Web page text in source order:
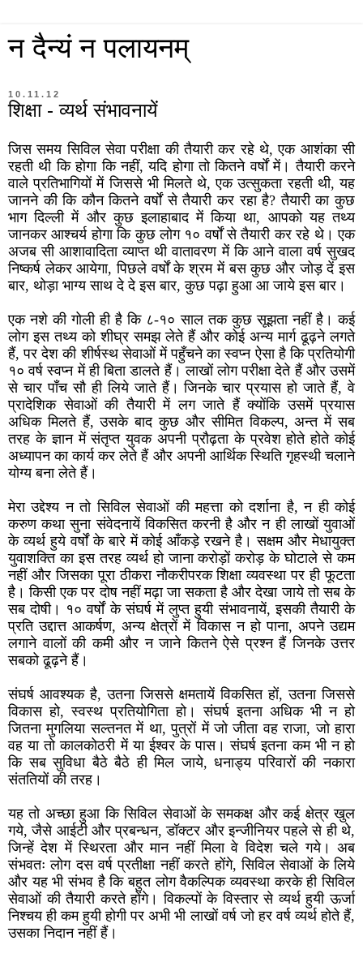
न दैन्यं न पलायनम्
10.11.12
शिक्षा - व्यर्थ संभावनायें
जिस समय सिविल सेवा परीक्षा की तैयारी कर रहे थे, एक आशंका सी
रहती थी कि होगा कि नहीं, यदि होगा तो कितने वर्षों में। तैयारी करने
वाले प्रतिभागियों में जिससे भी मिलते थे, एक उत्सुकता रहती थी, यह
जानने की कि कौन कितने वर्षों से तैयारी कर रहा है? तैयारी का कुछ
भाग दिल्ली में और कुछ इलाहाबाद में किया था, आपको यह तथ्य
जानकर आश्चर्य होगा कि कुछ लोग १० वर्षों से तैयारी कर रहे थे। एक
अजब सी आशावादिता व्याप्त थी वातावरण में कि आने वाला वर्ष सुखद
निष्कर्ष लेकर आयेगा, पिछले वर्षों के श्रम में बस कुछ और जोड़ दें इस
बार, थोड़ा भाग्य साथ दे दे इस बार, कुछ पढ़ा हुआ आ जाये इस बार।
एक नशे की गोली ही है कि ८-१० साल तक कुछ सूझता नहीं है। कई
लोग इस तथ्य को शीघ्र समझ लेते हैं और कोई अन्य मार्ग ढूढ़ने लगते
हैं, पर देश की शीर्षस्थ सेवाओं में पहुँचने का स्वप्न ऐसा है कि प्रतियोगी
१० वर्ष स्वप्न में ही बिता डालते हैं। लाखों लोग परीक्षा देते हैं और उसमें
से चार पाँच सौ ही लिये जाते हैं। जिनके चार प्रयास हो जाते हैं, वे
प्रादेशिक सेवाओं की तैयारी में लग जाते हैं क्योंकि उसमें प्रयास
अधिक मिलते हैं, उसके बाद कुछ और सीमित विकल्प, अन्त में सब
तरह के ज्ञान में संतृप्त युवक अपनी प्रौढ़ता के प्रवेश होते होते कोई
अध्यापन का कार्य कर लेते हैं और अपनी आर्थिक स्थिति गृहस्थी चलाने
योग्य बना लेते हैं।
मेरा उद्देश्य न तो सिविल सेवाओं की महत्ता को दर्शाना है, न ही कोई
करुण कथा सुना संवेदनायें विकसित करनी है और न ही लाखों युवाओं
के व्यर्थ हुये वर्षों के बारे में कोई आँकड़े रखने है। सक्षम और मेधायुक्त
युवाशक्ति का इस तरह व्यर्थ हो जाना करोड़ों करोड़ के घोटाले से कम
नहीं और जिसका पूरा ठीकरा नौकरीपरक शिक्षा व्यवस्था पर ही फूटता
है। किसी एक पर दोष नहीं मढ़ा जा सकता है और देखा जाये तो सब के
सब दोषी। १० वर्षों के संघर्ष में लुप्त हुयी संभावनायें, इसकी तैयारी के
प्रति उद्दात्त आकर्षण, अन्य क्षेत्रों में विकास न हो पाना, अपने उद्यम
लगाने वालों की कमी और न जाने कितने ऐसे प्रश्न हैं जिनके उत्तर
सबको ढूढ़ने हैं।
संघर्ष आवश्यक है, उतना जिससे क्षमतायें विकसित हों, उतना जिससे
विकास हो, स्वस्थ प्रतियोगिता हो। संघर्ष इतना अधिक भी न हो
जितना मुगलिया सल्तनत में था, पुत्रों में जो जीता वह राजा, जो हारा
वह या तो कालकोठरी में या ईश्वर के पास। संघर्ष इतना कम भी न हो
कि सब सुविधा बैठे बैठे ही मिल जाये, धनाड्य परिवारों की नकारा
संततियों की तरह।
यह तो अच्छा हुआ कि सिविल सेवाओं के समकक्ष और कई क्षेत्र खुल
गये, जैसे आईटी और प्रबन्धन, डॉक्टर और इन्जीनियर पहले से ही थे,
जिन्हें देश में स्थिरता और मान नहीं मिला वे विदेश चले गये। अब
संभवतः लोग दस वर्ष प्रतीक्षा नहीं करते होंगे, सिविल सेवाओं के लिये
और यह भी संभव है कि बहुत लोग वैकल्पिक व्यवस्था करके ही सिविल
सेवाओं की तैयारी करते होंगे। विकल्पों के विस्तार से व्यर्थ हुयी ऊर्जा
निश्चय ही कम हुयी होगी पर अभी भी लाखों वर्ष जो हर वर्ष व्यर्थ होते हैं,
उसका निदान नहीं हैं।